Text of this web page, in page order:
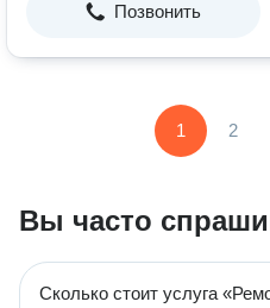
Позвонить
1 2
Вы часто
Сколько стоит услуга